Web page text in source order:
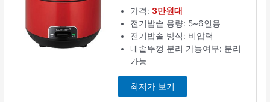
가격:3만원대
전기밥솥 용량: 5~6인용
전기밥솥 방식: 비압력
내솥뚜껑 분리 가능여부: 분리
가능
최저가 보기